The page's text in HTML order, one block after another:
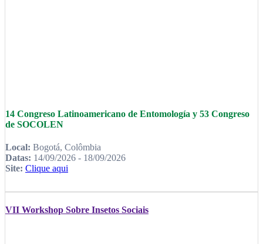
14 Congreso Latinoamericano de Entomología y 53 Congreso
de SOCOLEN
Local: Bogotá, Colômbia
Datas: 14/09/2026 - 18/09/2026
Site: Clique aqui
VII Workshop Sobre Insetos Sociais